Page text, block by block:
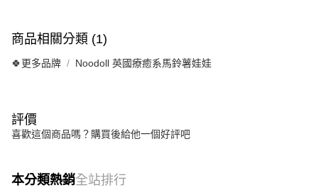
商品相關分類 (1)
🍀更多品牌 Noodoll 英國療癒系馬鈴薯娃娃
評價
喜歡這個商品嗎？購買後給他一個好評吧
本分類熱銷全站排行